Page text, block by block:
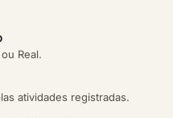
Real.
atividades registradas.